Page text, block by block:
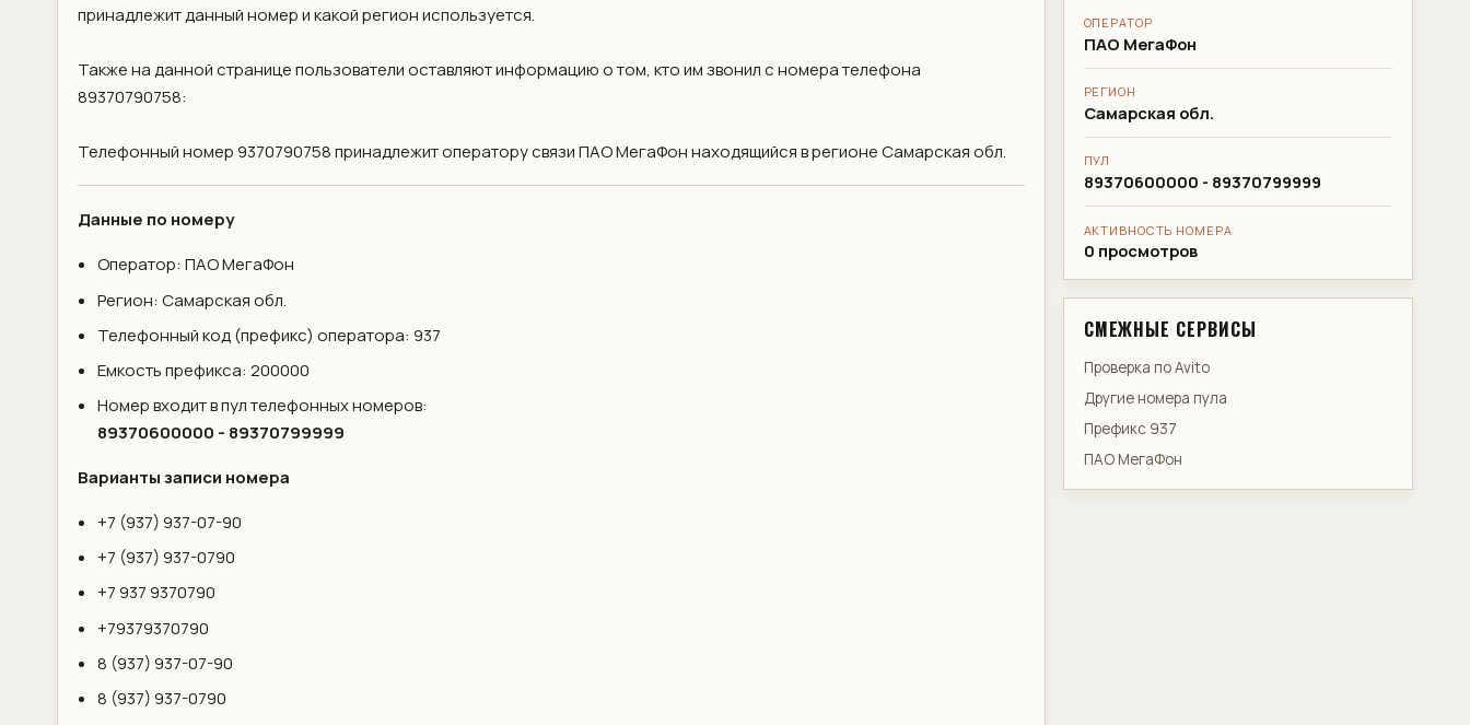
принадлежит данный номер и какой регион используется.
Также на данной странице пользователи оставляют информацию о том, кто им звонил с номера телефона
89370790758:
Телефонный номер 9370790758 принадлежит оператору связи ПАО МегаФон находящийся в регионе Самарская обл.
Данные по номеру
Оператор: ПАО МегаФон
Регион: Самарская обл.
Телефонный код (префикс) оператора: 937
Емкость префикса: 200000
Номер входит в пул телефонных номеров:
89370600000 - 89370799999
Варианты записи номера
+7 (937) 937-07-90
+7 (937) 937-0790
+7 937 9370790
+79379370790
8 (937) 937-07-90
8 (937) 937-0790
ОПЕРАТОР
ПАО МегаФон
РЕГИОН
Самарская обл.
ПУЛ
89370600000 - 89370799999
АКТИВНОСТЬ НОМЕРА
0 просмотров
СМЕЖНЫЕ СЕРВИСЫ
Проверка по Avito
Другие номера пула
Префикс 937
ПАО МегаФон